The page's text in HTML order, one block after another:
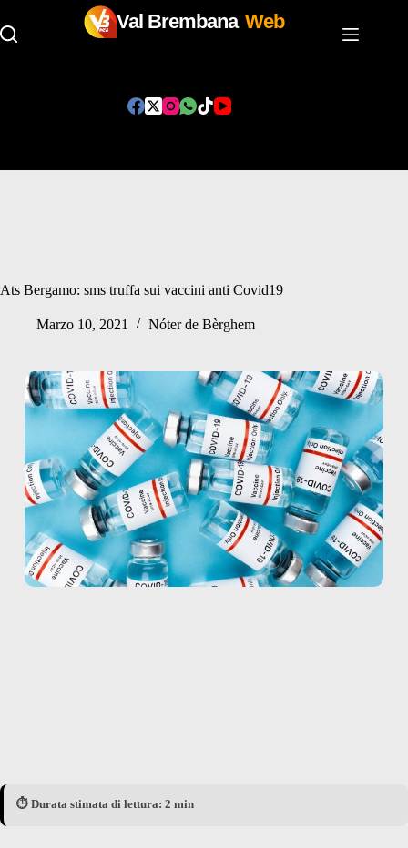
Val Brembana Web
Ats Bergamo: sms truffa sui vaccini anti Covid19
Marzo 10, 2021 Nóter de Bèrghem
⏱️ Durata stimata di lettura: 2 min